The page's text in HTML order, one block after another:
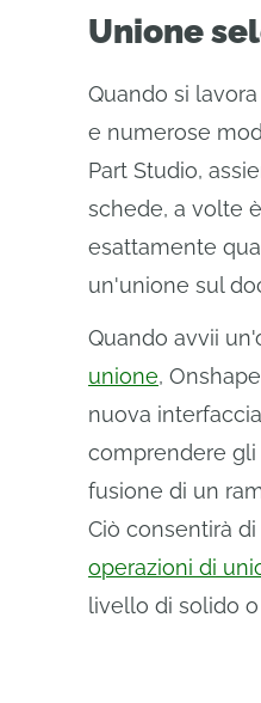
Unione
Quando si
e numerose
Part Studio,
schede, a volte
esattamente
un'unione sul
Quando avvii
unione,
nuova
comprendere
fusione di un
Ciò consentirà
operazioni di
livello di solido